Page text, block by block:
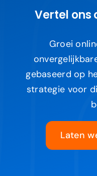
Vertel ons
Groei
gebaseerd op
strategie voor
Laten